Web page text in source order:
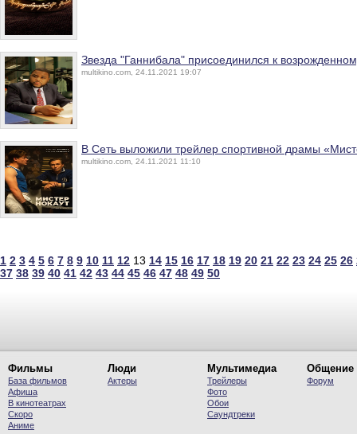
Звезда "Ганнибала" присоединился к
multikino.com, 24.11.2021 19:07
В Сеть выложили трейлер спортивной драмы
multikino.com, 24.11.2021 11:10
1 2 3 4 5 6 7 8 9 10 11 12 13 14 15 16 17 18 19 20 21 22 23 24 25 26
37 38 39 40 41 42 43 44 45 46 47 48 49 50
Фильмы
База фильмов
Афиша
В кинотеатрах
Скоро
Аниме
Люди
Актеры
Мультимедиа
Трейлеры
Фото
Обои
Саундтреки
Общение
Форум